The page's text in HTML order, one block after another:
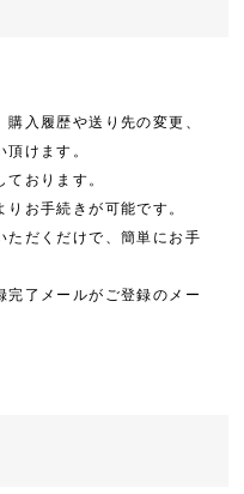
入履歴や送り先の変更、
けます。
おります。
お手続きが可能です。
ただくだけで、簡単にお手
了メールがご登録のメー